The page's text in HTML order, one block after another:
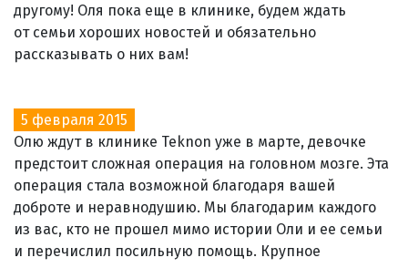
другому! Оля пока еще в клинике, будем ждать
от семьи хороших новостей и обязательно
рассказывать о них вам!
5 февраля 2015
Олю ждут в клинике Teknon уже в марте, девочке
предстоит сложная операция на головном мозге. Эта
операция стала возможной благодаря вашей
доброте и неравнодушию. Мы благодарим каждого
из вас, кто не прошел мимо истории Оли и ее семьи
и перечислил посильную помощь. Крупное